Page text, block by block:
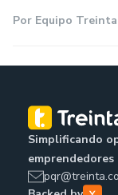
Por Equipo Treinta
Simplificando
pqr@treinta.co